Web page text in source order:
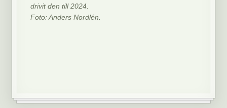
drivit den till 2024.
Foto: Anders Nordlén.